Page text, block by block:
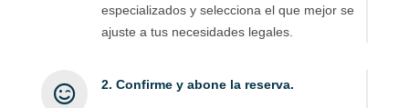
especializados y selecciona el que mejor se
ajuste a tus necesidades legales.
 2. Confirme y abone la reserva.